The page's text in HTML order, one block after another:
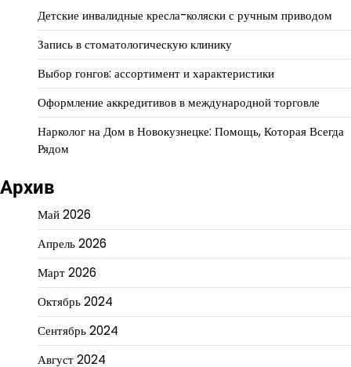
Детские инвалидные кресла-коляски с ручным приводом
Запись в стоматологическую клинику
Выбор гонгов: ассортимент и характеристики
Оформление аккредитивов в международной торговле
Нарколог на Дом в Новокузнецке: Помощь, Которая Всегда
Рядом
Архив
Май 2026
Апрель 2026
Март 2026
Октябрь 2024
Сентябрь 2024
Август 2024